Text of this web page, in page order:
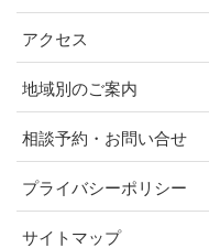
アクセス
地域別のご案内
相談予約・お問い合せ
プライバシーポリシー
サイトマップ